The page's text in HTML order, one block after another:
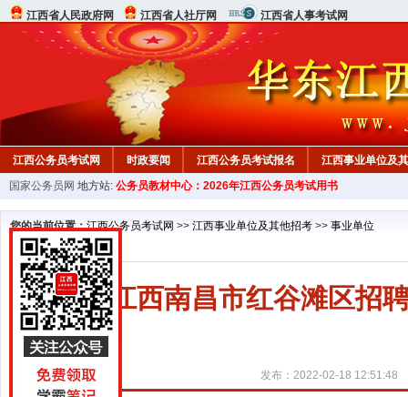
江西省人民政府网 江西省人社厅网 江西省人事考试网
江西公务员考试网 时政要闻 江西公务员考试报名 江西事业单位及
行测真题 在线咨询 教材中心
国家公务员网 地方站: 公务员教材中心：2026年江西公务员考试用书
您的当前位置：江西公务员考试网 >> 江西事业单位及其他招考 >> 事业单位
2022江西南昌市红谷滩区招
发布：2022-02-18 12:51:48